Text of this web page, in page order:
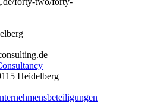
Heidelberg